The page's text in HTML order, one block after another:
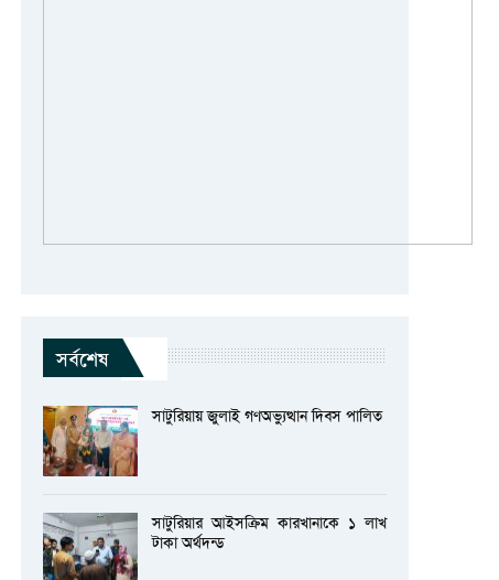
সর্বশেষ
সাটুরিয়ায় জুলাই গণঅভ্যুত্থান দিবস পালিত
সাটুরিয়ার আইসক্রিম কারখানাকে ১ লাখ
টাকা অর্থদন্ড